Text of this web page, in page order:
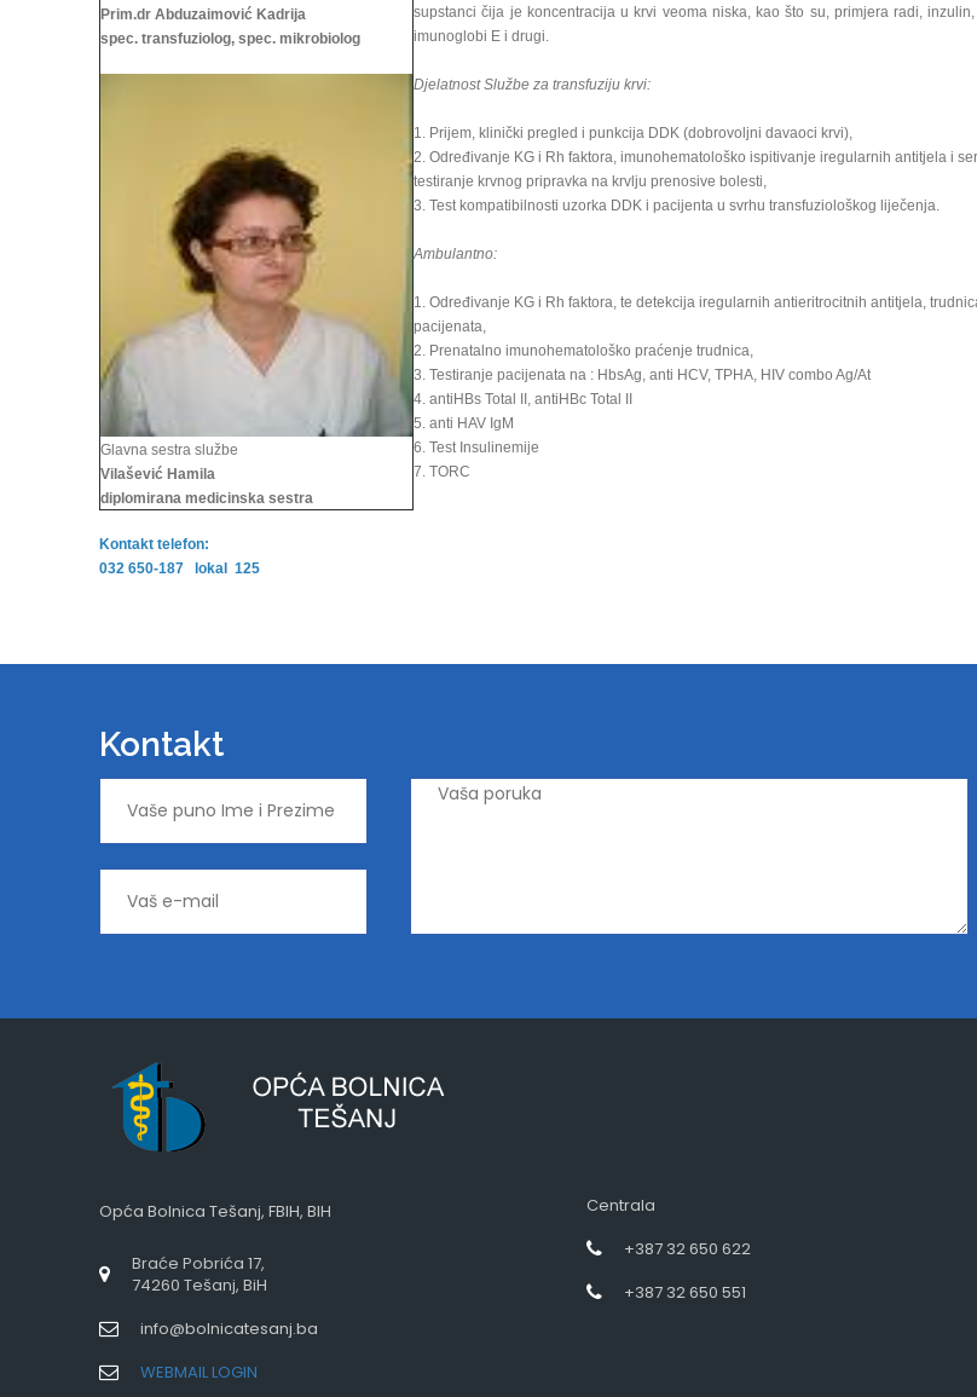
Prim.dr Abduzaimović Kadrija
spec. transfuziolog, spec. mikrobiolog
Glavna sestra službe
Vilašević Hamila
diplomirana medicinska sestra
supstanci čija je koncentracija u krvi veoma niska, kao što su, primjera radi,
imunoglobi E i drugi.
Djelatnost Službe za transfuziju krvi:
1. Prijem, klinički pregled i punkcija DDK (dobrovoljni davaoci krvi),
2. Određivanje KG i Rh faktora, imunohematološko ispitivanje iregularnih antitjela i
testiranje krvnog pripravka na krvlju prenosive bolesti,
3. Test kompatibilnosti uzorka DDK i pacijenta u svrhu transfuziološkog liječenja.
Ambulantno:
1. Određivanje KG i Rh faktora, te detekcija iregularnih antieritrocitnih antitjela,
pacijenata,
2. Prenatalno imunohematološko praćenje trudnica,
3. Testiranje pacijenata na : HbsAg, anti HCV, TPHA, HIV combo Ag/At
4. antiHBs Total II, antiHBc Total II
5. anti HAV IgM
6. Test Insulinemije
7. TORC
Kontakt telefon:
032 650-187 lokal 125
Kontakt
Opća Bolnica Tešanj, FBIH, BIH
Braće Pobrića 17,
74260 Tešanj, BiH
info@bolnicatesanj.ba
WEBMAIL LOGIN
Centrala
+387 32 650 622
+387 32 650 551